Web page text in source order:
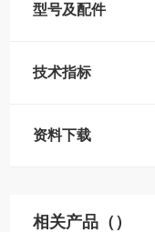
型号及配件
技术指标
资料下载
相关产品（）